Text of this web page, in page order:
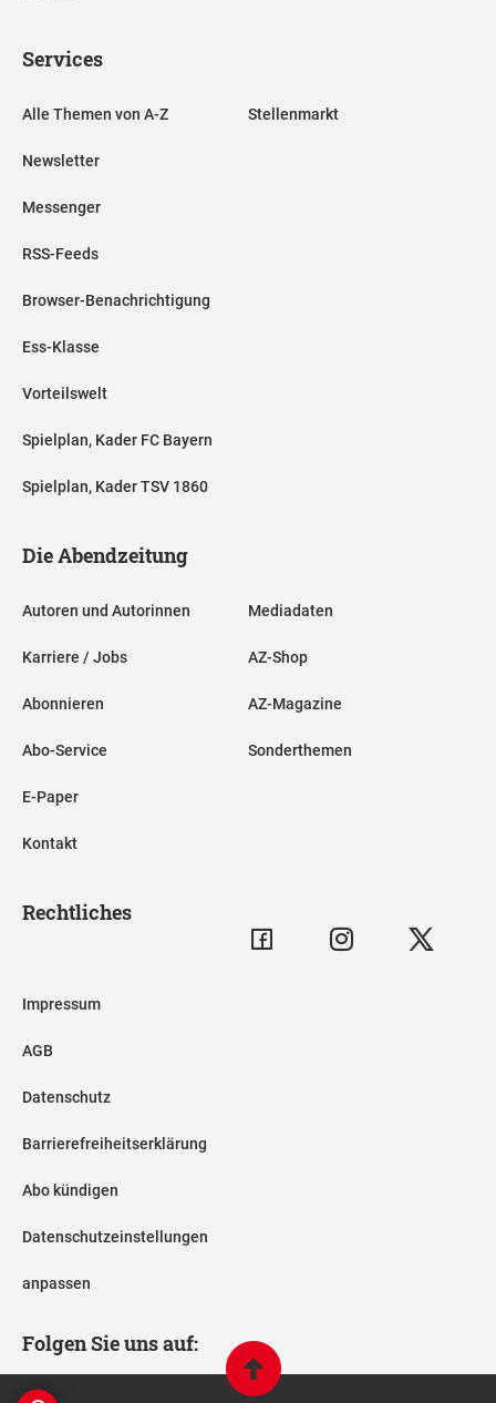
Services
Alle Themen von A-Z
Newsletter
Messenger
RSS-Feeds
Browser-Benachrichtigung
Ess-Klasse
Vorteilswelt
Spielplan, Kader FC Bayern
Spielplan, Kader TSV 1860
Stellenmarkt
Die Abendzeitung
Autoren und Autorinnen
Karriere / Jobs
Abonnieren
Abo-Service
E-Paper
Kontakt
Mediadaten
AZ-Shop
AZ-Magazine
Sonderthemen
Rechtliches
Impressum
AGB
Datenschutz
Barrierefreiheitserklärung
Abo kündigen
Datenschutzeinstellungen
anpassen
Folgen Sie uns auf: